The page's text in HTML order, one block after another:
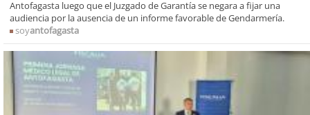
Antofagasta luego que el Juzgado de Garantía se negara a fijar una
audiencia por la ausencia de un informe favorable de Gendarmería.
soyantofagasta